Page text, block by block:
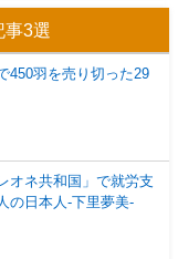
事3選
450羽を売り切った29
オネ共和国」で就労支
の日本人-下里夢美-